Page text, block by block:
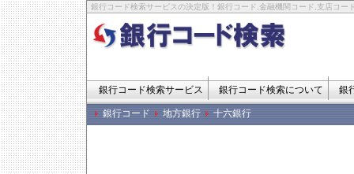
銀行コード検索サービスの決定版！銀行コード,金融機関コード,支店コー
銀行コード検索サービス 銀行コード検索について 銀
銀行コード 地方銀行 十六銀行